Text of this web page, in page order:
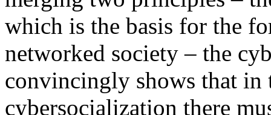
which is the basis for the
networked society – the
convincingly shows that in
cybersocialization there